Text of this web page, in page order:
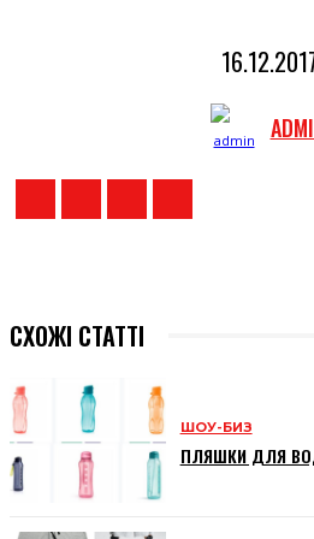
СХОЖІ СТАТТІ
ШОУ-БИЗ
ПЛЯШКИ ДЛЯ